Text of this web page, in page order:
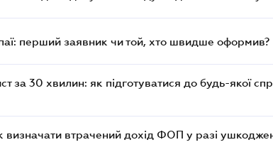
перший заявник чи той, хто швидше оформив?
за 30 хвилин: як підготуватися до будь-якої
визначати втрачений дохід ФОП у разі